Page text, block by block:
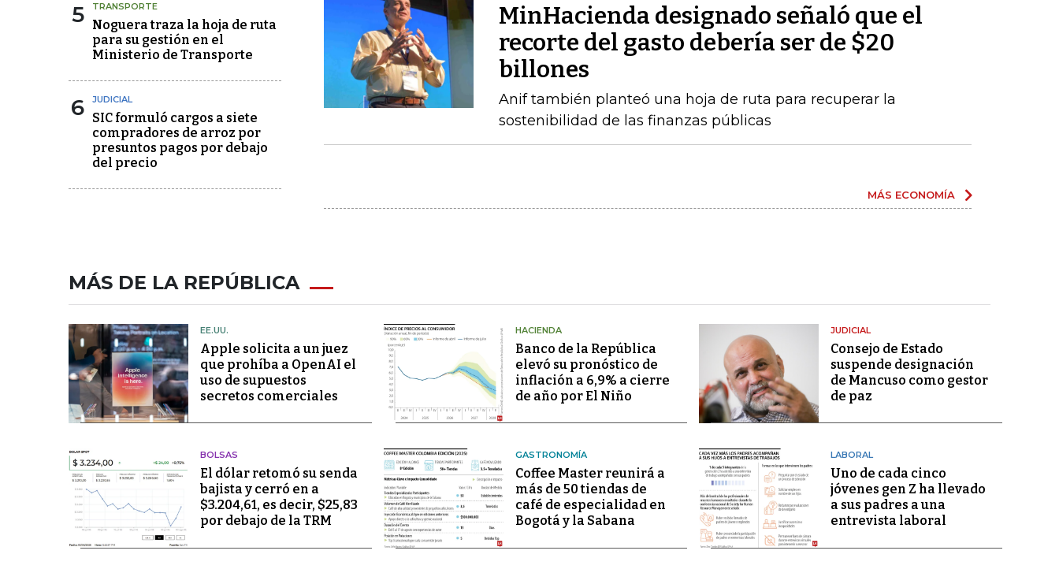
5 TRANSPORTE
Noguera traza la hoja de ruta
para su gestión en el
Ministerio de Transporte
6 JUDICIAL
SIC formuló cargos a siete
compradores de arroz por
presuntos pagos por debajo
del precio
MinHacienda designado señaló que el
recorte del gasto debería ser de $20
billones
Anif también planteó una hoja de ruta para recuperar la
sostenibilidad de las finanzas públicas
MÁS ECONOMÍA
MÁS DE LA REPÚBLICA
EE.UU.
Apple solicita a un juez
que prohíba a OpenAI el
uso de supuestos
secretos comerciales
HACIENDA
Banco de la República
elevó su pronóstico de
inflación a 6,9% a cierre
de año por El Niño
JUDICIAL
Consejo de Estado
suspende designación
de Mancuso como gestor
de paz
BOLSAS
El dólar retomó su senda
bajista y cerró en a
$3.204,61, es decir, $25,83
por debajo de la TRM
GASTRONOMÍA
Coffee Master reunirá a
más de 50 tiendas de
café de especialidad en
Bogotá y la Sabana
LABORAL
Uno de cada cinco
jóvenes gen Z ha llevado
a sus padres a una
entrevista laboral